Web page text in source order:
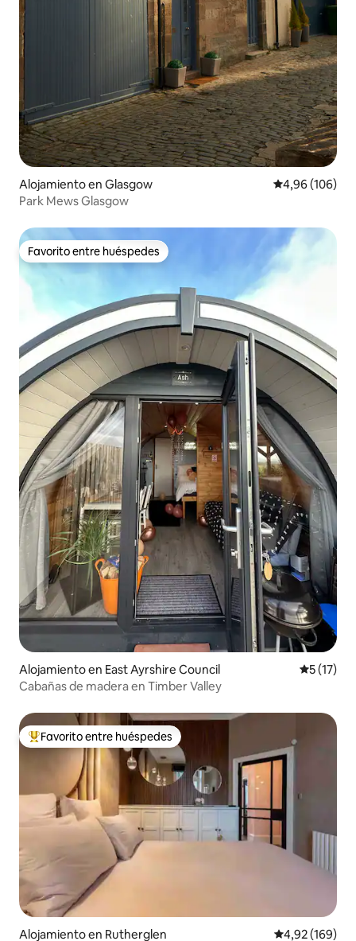
Alojamiento en Glasgow Calificación
4,96 (106)
Park Mews Glasgow
Favorito entre huéspedes
Favorito entre huéspedes
Alojamiento en East Ayrshire Council
5 (17)
Cabañas de madera en Timber Valley
Favorito entre los huéspedes más destacados
Favorito entre huéspedes
Alojamiento en Rutherglen Calificación
4,92 (169)